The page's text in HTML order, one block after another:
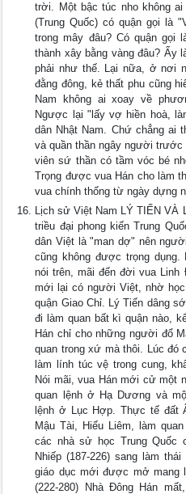
trời. Một bậc túc nho không
(Trung Quốc) có quận gọi là
trong mây đâu? Có quận gọi
thành xây bằng vàng đâu? Ấy
phải như thế. Lại nữa, ở nơi
đằng đông, kẻ thất phu cũng
Nam không ai xoay về
Ngược lại "lấy vợ hiền hoà,
dân Nhật Nam. Chứ chẳng ai
và quần thần ngây người trước
viên sứ thần có tầm vóc bé
Trọng được vua Hán cho làm
vua chính thống từ ngày dựng
Lịch sử Việt Nam LÝ TIẾN VÀ
triều đại phong kiến Trung
dân Việt là "man dợ" nên
cũng không được trọng
nói trên, mãi đến đời vua Linh
mới lại có người Việt, nhờ
quận Giao Chỉ. Lý Tiến dâng
đi làm quan bất kì quận nào,
Hán chỉ cho những người đổ
quan trong xứ mà thôi. Lúc đó
làm lính túc vệ trong cung,
Nói mãi, vua Hán mới cử một
quan lệnh ở Hạ Dương và
lệnh ở Lục Hợp. Thực tế đất
Mậu Tài, Hiếu Liêm, làm
các nhà sử học Trung Quốc
Nhiếp (187-226) sang làm
giáo dục mới được mở mang
(222-280) Nhà Đông Hán